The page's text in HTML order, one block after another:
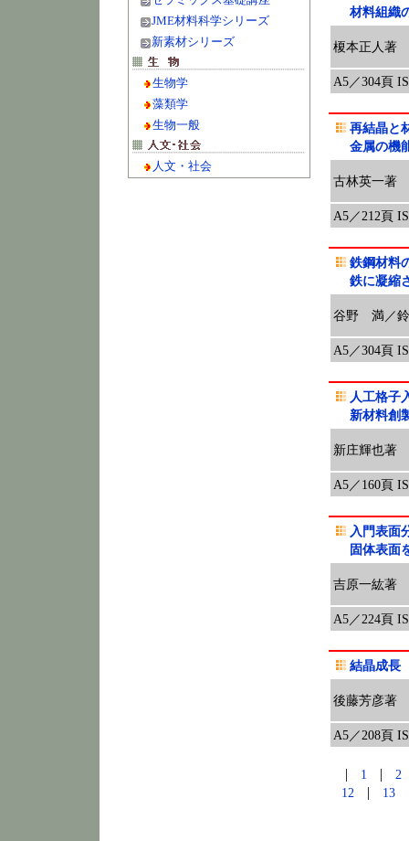
JME材料科学シリーズ
新素材シリーズ
生物学
藻類学
生物一般
人文・社会
材料組織
榎本正人著
A5／304頁
再結晶と
金属の機
古林英一著
A5／212頁
鉄鋼材料
鉄に凝縮
谷野 満／
A5／304頁
人工格子
新材料創
新庄輝也著
A5／160頁
入門表面
固体表面
吉原一紘著
A5／224頁
結晶成長
後藤芳彦著
A5／208頁
| 1 |
12 | 13